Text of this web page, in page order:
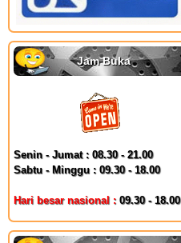
Jam Buka
Senin - Jumat : 08.30 - 21.00
Sabtu - Minggu : 09.30 - 18.00
Hari besar nasional : 09.30 - 18.00